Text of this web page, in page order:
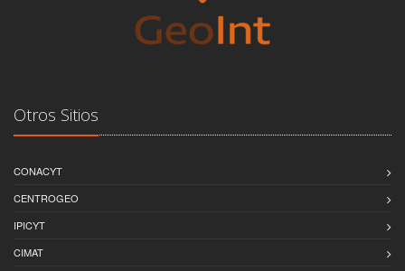
Otros Sitios
CONACYT
CENTROGEO
IPICYT
CIMAT